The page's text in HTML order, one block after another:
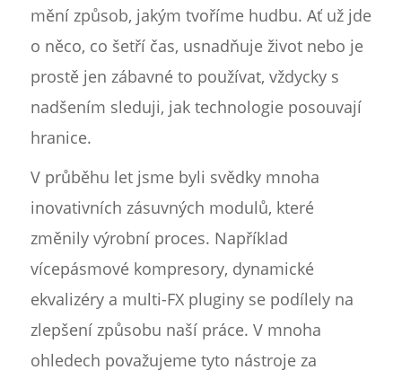
mění způsob, jakým tvoříme hudbu. Ať už jde
o něco, co šetří čas, usnadňuje život nebo je
prostě jen zábavné to používat, vždycky s
nadšením sleduji, jak technologie posouvají
hranice.
V průběhu let jsme byli svědky mnoha
inovativních zásuvných modulů, které
změnily výrobní proces. Například
vícepásmové kompresory, dynamické
ekvalizéry a multi-FX pluginy se podílely na
zlepšení způsobu naší práce. V mnoha
ohledech považujeme tyto nástroje za